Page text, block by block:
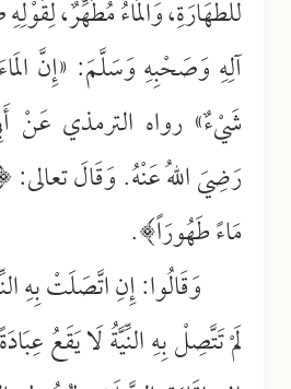
للطَّهَارَةِ، وَالمَاءُ مُطَهِّرٌ،
آلِهِ وَصَحْبِهِ وَسَلَّمَ: «إِنَّ
شَيْءٌ» رواه الترمذي عَنْ
رَضِيَ اللهُ عَنْهُ. وَقَالَ تعالى:
مَاءً طَهُورَاً﴾.
وَقَالُوا: إِنِ اتَّصَلَتْ بِهِ
لَمْ تَتَّصِلْ بِهِ النِّيَّةُ لَا يَقَعُ